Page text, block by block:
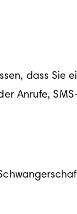
dass Sie
Anrufe,